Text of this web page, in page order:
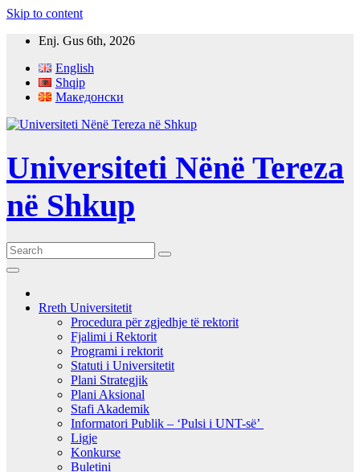
Skip to content
Enj. Gus 6th, 2026
English
Shqip
Македонски
Universiteti Nënë Tereza
në Shkup
Rreth Universitetit
Procedura për zgjedhje të rektorit
Fjalimi i Rektorit
Programi i rektorit
Statuti i Universitetit
Plani Strategjik
Plani Aksional
Stafi Akademik
Informatori Publik – ‘Pulsi i UNT-së’
Ligje
Konkurse
Buletini